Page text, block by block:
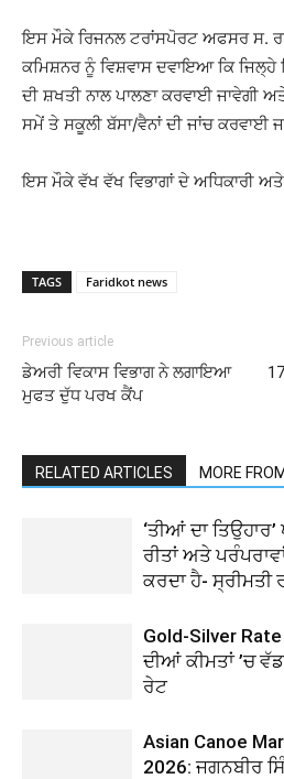
ਇਸ ਮੌਕੇ ਰਿਜਨਲ ਟਰਾਂਸਪੋਰਟ ਅਫਸਰ ਸ.
ਕਮਿਸ਼ਨਰ ਨੂੰ ਵਿਸ਼ਵਾਸ ਦਵਾਇਆ ਕਿ
ਦੀ ਸ਼ਖਤੀ ਨਾਲ ਪਾਲਣਾ ਕਰਵਾਈ ਜਾਵੇਗੀ
ਸਮੇਂ ਤੇ ਸਕੂਲੀ ਬੱਸਾ/ਵੈਨਾਂ ਦੀ ਜਾਂਚ ਕਰਵਾਈ
ਇਸ ਮੌਕੇ ਵੱਖ ਵੱਖ ਵਿਭਾਗਾਂ ਦੇ ਅਧਿਕਾਰੀ
TAGS Faridkot news
Previous article
ਡੇਅਰੀ ਵਿਕਾਸ ਵਿਭਾਗ ਨੇ ਲਗਾਇਆ
ਮੁਫਤ ਦੁੱਧ ਪਰਖ ਕੈਂਪ
RELATED ARTICLES MORE
‘ਤੀਆਂ ਦਾ
ਰੀਤਾਂ ਅਤੇ
ਕਰਦਾ ਹੈ- ਸ੍ਰੀਮਤੀ
Gold-Silver
ਦੀਆਂ ਕੀਮਤਾਂ ’ਚ
ਰੇਟ
Asian Canoe
2026: ਜਗਨਬੀਰ